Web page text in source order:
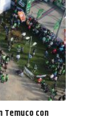
Temuco con